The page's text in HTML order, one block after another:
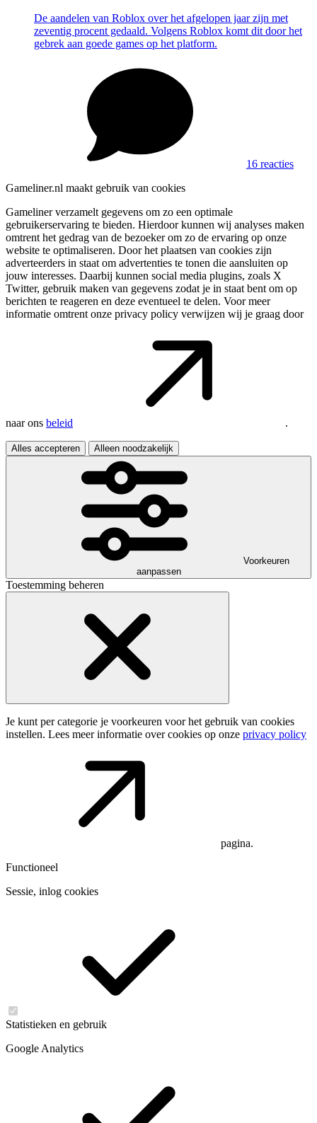
De aandelen van Roblox over het afgelopen jaar zijn met
zeventig procent gedaald. Volgens Roblox komt dit door het
gebrek aan goede games op het platform.
16 reacties
Gameliner.nl maakt gebruik van cookies
Gameliner verzamelt gegevens om zo een optimale
gebruikerservaring te bieden. Hierdoor kunnen wij analyses maken
omtrent het gedrag van de bezoeker om zo de ervaring op onze
website te optimaliseren. Door het plaatsen van cookies zijn
adverteerders in staat om advertenties te tonen die aansluiten op
jouw interesses. Daarbij kunnen social media plugins, zoals X
Twitter, gebruik maken van gegevens zodat je in staat bent om op
berichten te reageren en deze eventueel te delen. Voor meer
informatie omtrent onze privacy policy verwijzen wij je graag door
naar ons beleid .
Alles accepteren Alleen noodzakelijk
Voorkeuren
aanpassen
Toestemming beheren
Je kunt per categorie je voorkeuren voor het gebruik van cookies
instellen. Lees meer informatie over cookies op onze privacy policy
pagina.
Functioneel
Sessie, inlog cookies
Statistieken en gebruik
Google Analytics